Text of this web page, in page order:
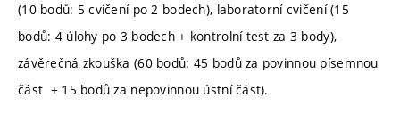
(10 bodů: 5 cvičení po 2 bodech), laboratorní cvičení (15
bodů: 4 úlohy po 3 bodech + kontrolní test za 3 body),
závěrečná zkouška (60 bodů: 45 bodů za povinnou písemnou
část + 15 bodů za nepovinnou ústní část).